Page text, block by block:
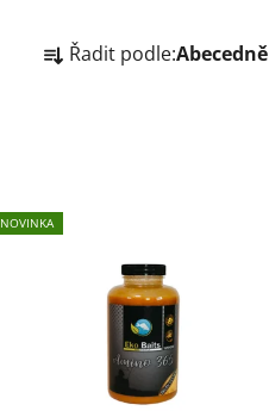
a
p
Řadit podle:Abecedně
NOVINKA